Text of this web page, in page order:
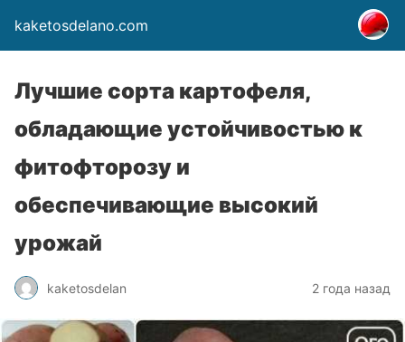
kaketosdelano.com
Лучшие сорта картофеля,
обладающие устойчивостью к
фитофторозу и
обеспечивающие высокий
урожай
kaketosdelan 2 года назад